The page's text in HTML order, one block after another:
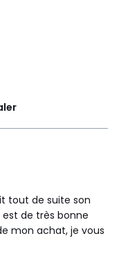
tout de suite son
de très bonne
mon achat, je vous